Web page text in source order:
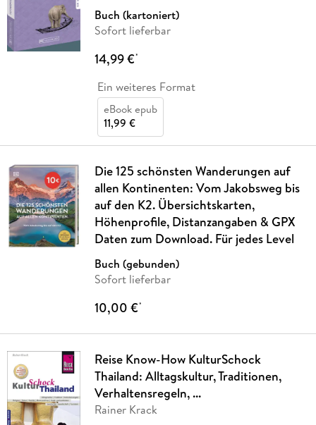
Buch (kartoniert)
Sofort lieferbar
14,99 €*
Ein weiteres Format
eBook epub
11,99 €
Die 125 schönsten Wanderungen auf
allen Kontinenten: Vom Jakobsweg bis
auf den K2. Übersichtskarten,
Höhenprofile, Distanzangaben & GPX
Daten zum Download. Für jedes Level
Buch (gebunden)
Sofort lieferbar
10,00 €*
Reise Know-How KulturSchock
Thailand: Alltagskultur, Traditionen,
Verhaltensregeln, ...
Rainer Krack